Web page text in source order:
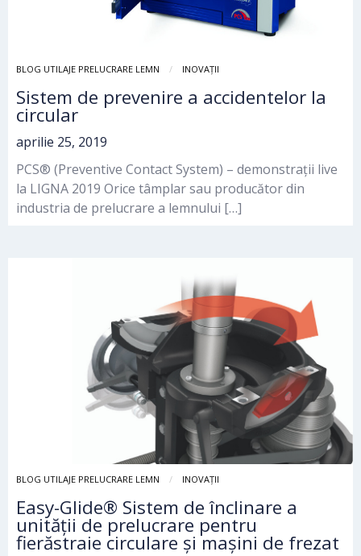
BLOG UTILAJE PRELUCRARE LEMN INOVAȚII
Sistem de prevenire a accidentelor la
circular
aprilie 25, 2019
PCS® (Preventive Contact System) – demonstrații live
la LIGNA 2019 Orice tâmplar sau producător din
industria de prelucrare a lemnului […]
BLOG UTILAJE PRELUCRARE LEMN INOVAȚII
Easy-Glide® Sistem de înclinare a
unității de prelucrare pentru
fierăstraie circulare și mașini de frezat